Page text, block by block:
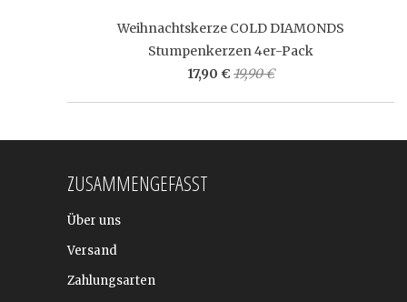
Weihnachtskerze COLD DIAMONDS
Stumpenkerzen 4er-Pack
17,90 € 19,90 €
ZUSAMMENGEFASST
Über uns
Versand
Zahlungsarten